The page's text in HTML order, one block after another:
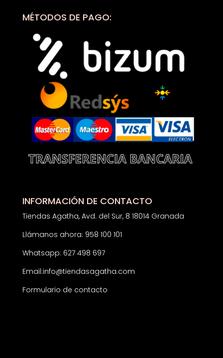
MÉTODOS DE PAGO:
INFORMACIÓN DE CONTACTO
Tiendas Agatha, Avd. del Sur, 8 18014 Granada
Llámanos ahora: 958 100 101
Whatsapp: 627 498 697
Email:info@tiendasagatha.com
Formulario de contacto